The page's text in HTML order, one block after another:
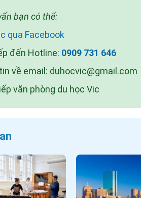
bạn có thể:
qua Facebook
đến Hotline: 0909 731 646
về email: duhocvic@gmail.com
văn phòng du học Vic